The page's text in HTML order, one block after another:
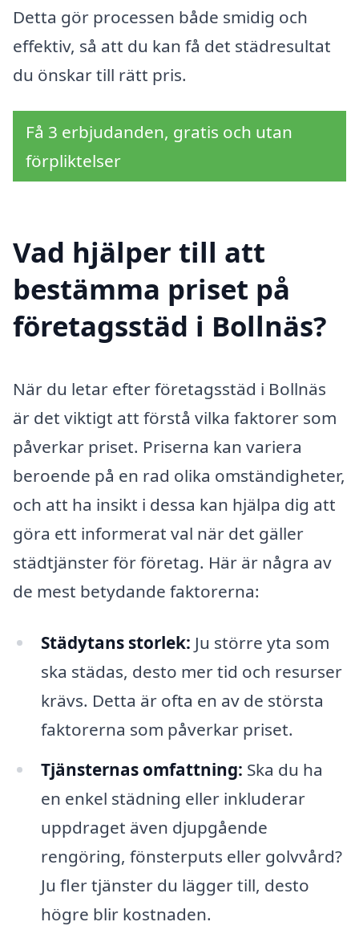
Detta gör processen både smidig och
effektiv, så att du kan få det städresultat
du önskar till rätt pris.
Få 3 erbjudanden, gratis och utan
förpliktelser
Vad hjälper till att
bestämma priset på
företagsstäd i Bollnäs?
När du letar efter företagsstäd i Bollnäs
är det viktigt att förstå vilka faktorer som
påverkar priset. Priserna kan variera
beroende på en rad olika omständigheter,
och att ha insikt i dessa kan hjälpa dig att
göra ett informerat val när det gäller
städtjänster för företag. Här är några av
de mest betydande faktorerna:
Städytans storlek: Ju större yta som
ska städas, desto mer tid och resurser
krävs. Detta är ofta en av de största
faktorerna som påverkar priset.
Tjänsternas omfattning: Ska du ha
en enkel städning eller inkluderar
uppdraget även djupgående
rengöring, fönsterputs eller golvvård?
Ju fler tjänster du lägger till, desto
högre blir kostnaden.